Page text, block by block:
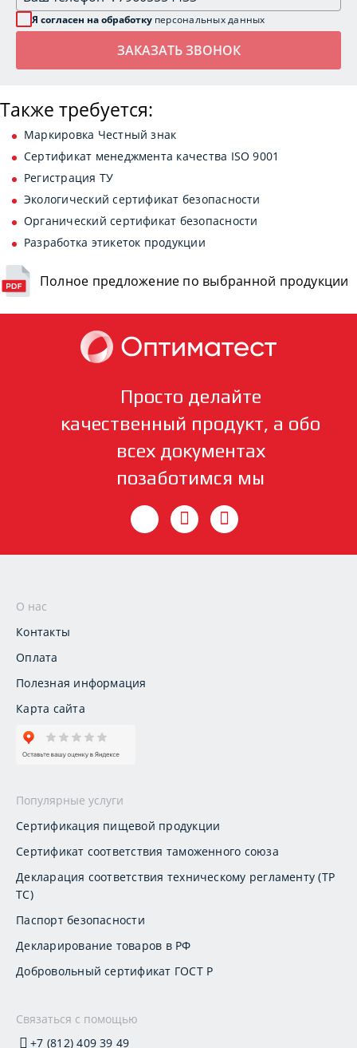
Я согласен на обработку персональных данных
Также требуется:
Маркировка Честный знак
Сертификат менеджмента качества ISO 9001
Регистрация ТУ
Экологический сертификат безопасности
Органический сертификат безопасности
Разработка этикеток продукции
Полное предложение по выбранной продукции
Просто делайте
качественный продукт, а обо
всех документах
позаботимся мы
О нас
Контакты
Оплата
Полезная информация
Карта сайта
Популярные услуги
Сертификация пищевой продукции
Сертификат соответствия таможенного союза
Декларация соответствия техническому регламенту (ТР
ТС)
Паспорт безопасности
Декларирование товаров в РФ
Добровольный сертификат ГОСТ Р
Связаться с помощью
+7 (812) 409 39 49